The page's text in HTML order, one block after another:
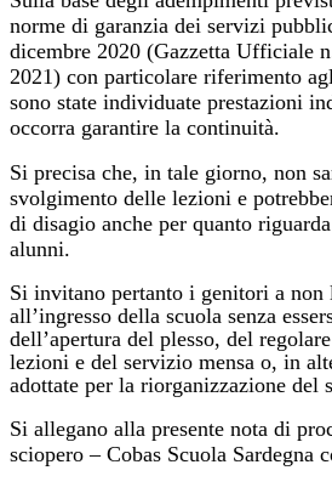
norme di garanzia dei servizi
dicembre 2020 (Gazzetta Ufficiale
2021) con particolare riferimento
sono state individuate prestazioni
occorra garantire la continuità.
Si precisa che, in tale giorno, non
svolgimento delle lezioni e
di disagio anche per quanto
alunni.
Si invitano pertanto i genitori a
all’ingresso della scuola senza
dell’apertura del plesso, del
lezioni e del servizio mensa o, in
adottate per la riorganizzazione del
Si allegano alla presente nota di
sciopero – Cobas Scuola Sardegna